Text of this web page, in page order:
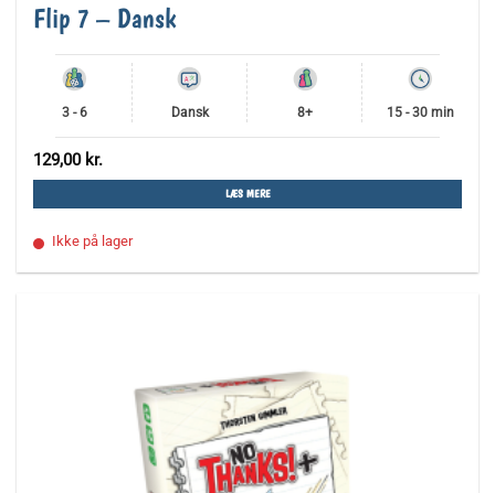
Flip 7 – Dansk
3 - 6 Dansk 8+ 15 - 30 min
129,00 kr.
LÆS MERE
Ikke på lager